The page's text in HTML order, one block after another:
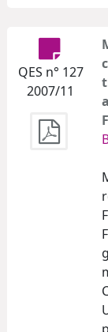
QES n° 127
2007/11